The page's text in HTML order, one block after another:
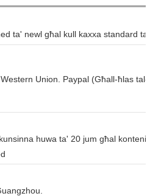
ta' newl għal kull kaxxa standard tal-
Western Union. Paypal (Għall-ħlas tal-
huwa ta' 20 jum għal